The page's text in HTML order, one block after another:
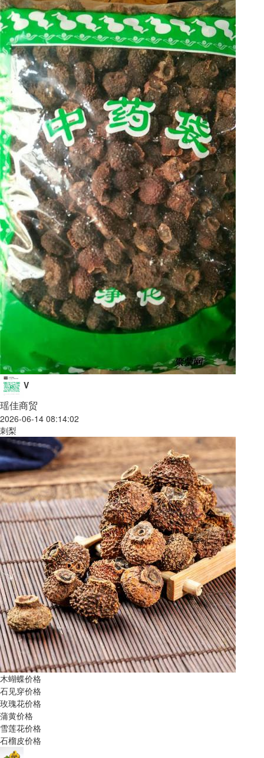
V
瑶佳商贸
2026-06-14 08:14:02
刺梨
木蝴蝶价格
石见穿价格
玫瑰花价格
蒲黄价格
雪莲花价格
石榴皮价格